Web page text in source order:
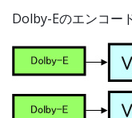
Dolby-Eのエンコー